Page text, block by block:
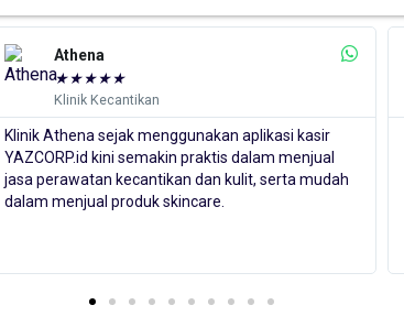
MS GLOW
★★★★★
Distributor Skincare
Selama penggunaan, aplikasi kasir YAZCORP.id ini
selalu membantu usaha kami, terutama dalam
penjualan grosir sebagai brand skincare terbesar di
Indonesia